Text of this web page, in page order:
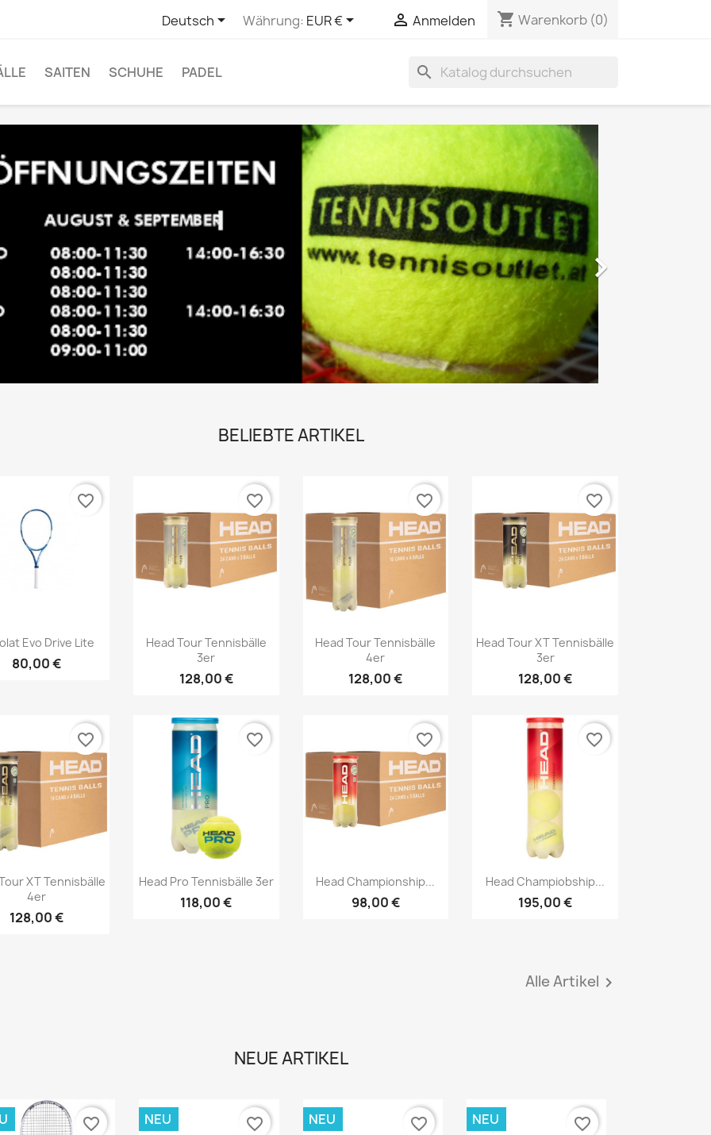
Deutsch Währung: EUR €  Anmelden shopping_cart Warenkorb (0)
SAITEN SCHUHE PADEL search

BELIEBTE ARTIKEL
Vorschau
Evo Drive Lite
80,00 €
favorite_border
Vorschau
Head Tour Tennisbälle
3er
128,00 €
favorite_border
Vorschau
Head Tour Tennisbälle
4er
128,00 €
favorite_border
Vorschau
Head Tour XT Tennisbälle
3er
128,00 €
favorite_border
Vorschau
XT Tennisbälle
4er
128,00 €
favorite_border
Vorschau
Head Pro Tennisbälle 3er
118,00 €
favorite_border
Vorschau
Head Championship...
98,00 €
favorite_border
Vorschau
Head Champiobship...
195,00 €
favorite_border
Alle Artikel 
NEUE ARTIKEL
favorite_border NEU favorite_border NEU favorite_border NEU favorite_border